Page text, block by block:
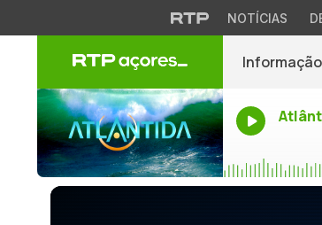
NOTÍCIAS
Informação